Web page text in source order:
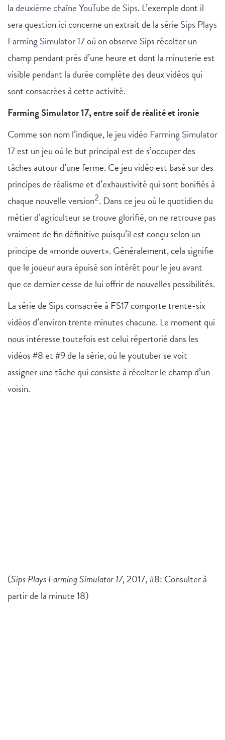
ladeuxième chaîne YouTube de Sips. L’exemple dont il
sera question ici concerne un extrait de la série Sips Plays
Farming Simulator 17où on observe Sips récolter un
champ pendant près d’une heure et dont la minuterie est
visible pendant la durée complète des deux vidéos qui
sont consacrées à cette activité.
Farming Simulator 17, entre soif de réalité et ironie
Comme son nom l’indique, le jeu vidéo Farming Simulator
17est un jeu où le but principal est de s’occuper des
tâches autour d’une ferme. Ce jeu vidéo est basé sur des
principes de réalisme et d’exhaustivité qui sont bonifiés à
chaque nouvelle version2. Dans ce jeu où le quotidien du
métier d’agriculteur se trouve glorifié, on ne retrouve pas
vraiment de fin définitive puisqu’il est conçu selon un
principe de «monde ouvert». Généralement, cela signifie
que le joueur aura épuisé son intérêt pour le jeu avant
que ce dernier cesse de lui offrir de nouvelles possibilités.
La série de Sips consacrée à FS17 comporte trente-six
vidéos d’environ trente minutes chacune. Le moment qui
nous intéresse toutefois est celui répertorié dans les
vidéos #8 et #9 de la série, où le youtuber se voit
assigner une tâche qui consiste à récolter le champ d’un
voisin.
(Sips Plays Farming Simulator 17, 2017, #8: Consulter à
partir de la minute 18)